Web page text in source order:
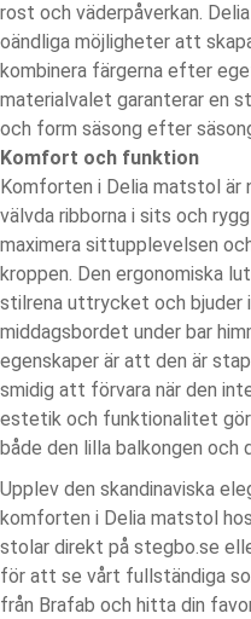
rost och väderpåverkan.
oändliga möjligheter att
kombinera färgerna efter
materialvalet garanterar en
och form säsong efter
Komfort och funktion
Komforten i Delia matstol är
välvda ribborna i sits och
maximera sittupplevelsen
kroppen. Den ergonomiska
stilrena uttrycket och bjuder
middagsbordet under bar
egenskaper är att den är
smidig att förvara när den
estetik och funktionalitet
både den lilla balkongen och
Upplev den skandinaviska
komforten i Delia matstol
stolar direkt på stegbo.se
för att se vårt fullständiga
från Brafab och hitta din